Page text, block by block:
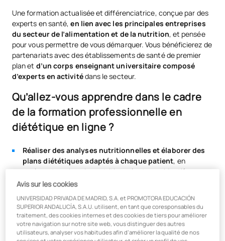
Une formation actualisée et différenciatrice, conçue par des
experts en santé,en lien avec les principales entreprises
du secteur de l’alimentation et de la nutrition, et pensée
pour vous permettre de vous démarquer. Vous bénéficierez de
partenariats avec des établissements de santé de premier
plan et d’un corps enseignant universitaire composé
d’experts en activitédans le secteur.
Qu’allez-vous apprendre dans le cadre
de la formation professionnelle en
diététique en ligne ?
Réaliser des analyses nutritionnelles et élaborer des
plans diététiques adaptés à chaque patient, en
analysant ses besoins nutritionnels et ses objectifs.
À déterminer la qualité alimentaire et hygiéno-
sanitaire des alimentsen appliquant des techniques
d’analyse, à interpréter les résultats et à rendre compte,
en élaborant et/ou en proposant des mesures correctives.
Superviser la composition qualitative des aliments
Avis sur les cookies
UNIVERSIDAD PRIVADA DE MADRID, S.A. et PROMOTORA EDUCACIÓN
SUPERIOR ANDALUCÍA, S.A.U. utilisent, en tant que coresponsables du
traitement, des cookies internes et des cookies de tiers pour améliorer
votre navigation sur notre site web, vous distinguer des autres
utilisateurs, analyser vos habitudes afin d’améliorer la qualité de nos